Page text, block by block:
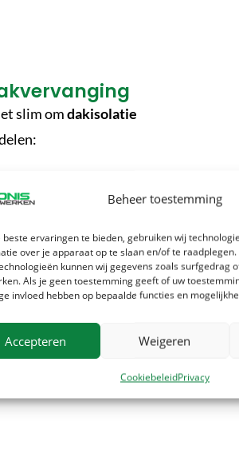
Beheer toestemming
beste ervaringen te bieden, gebruiken wij
over je apparaat op te slaan en/of te
kunnen wij gegevens zoals surfgedrag
Als je geen toestemming geeft of uw
invloed hebben op bepaalde functies en
Accepteren Weigeren
CookiebeleidPrivacy
slim omdakisolatie
in één project
daken.